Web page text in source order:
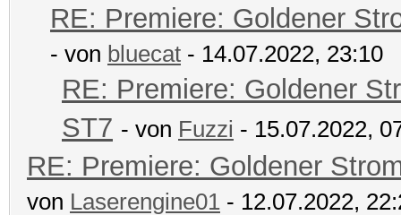
RE: Premiere: Goldener
- von bluecat - 14.07.2022, 23:10
RE: Premiere: Goldener
ST7 - von Fuzzi - 15.07.2022,
RE: Premiere: Goldener
von Laserengine01 - 12.07.2022,